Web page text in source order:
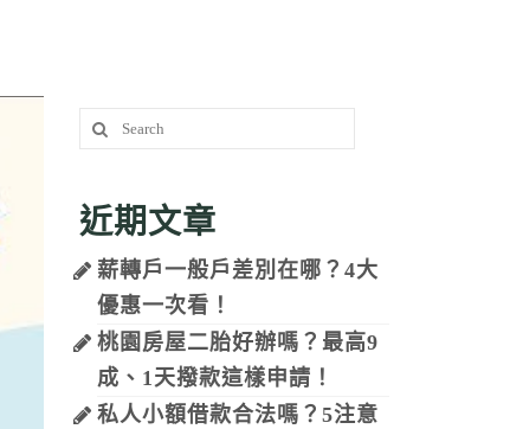
Search
for:
近期文章
薪轉戶一般戶差別在哪？4大
優惠一次看！
桃園房屋二胎好辦嗎？最高9
成、1天撥款這樣申請！
私人小額借款合法嗎？5注意